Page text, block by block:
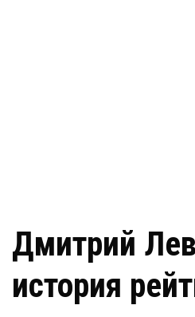
Дмитрий
история